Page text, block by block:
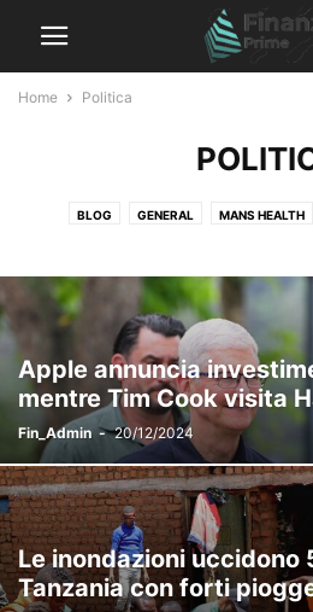
Home Politica
BLOG GENERAL MANS HEALTH
Apple annuncia
mentre Tim Cook visita
Fin_Admin - 20/12/2024
Le inondazioni uccidono
Tanzania con forti